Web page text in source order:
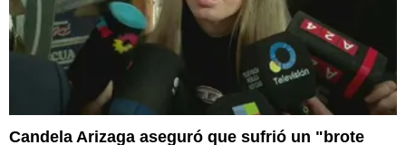
Candela Arizaga aseguró que sufrió un "brote